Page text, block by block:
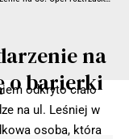
odkryto ciało
na ul. Leśniej w
osoba, która
na
o barierki